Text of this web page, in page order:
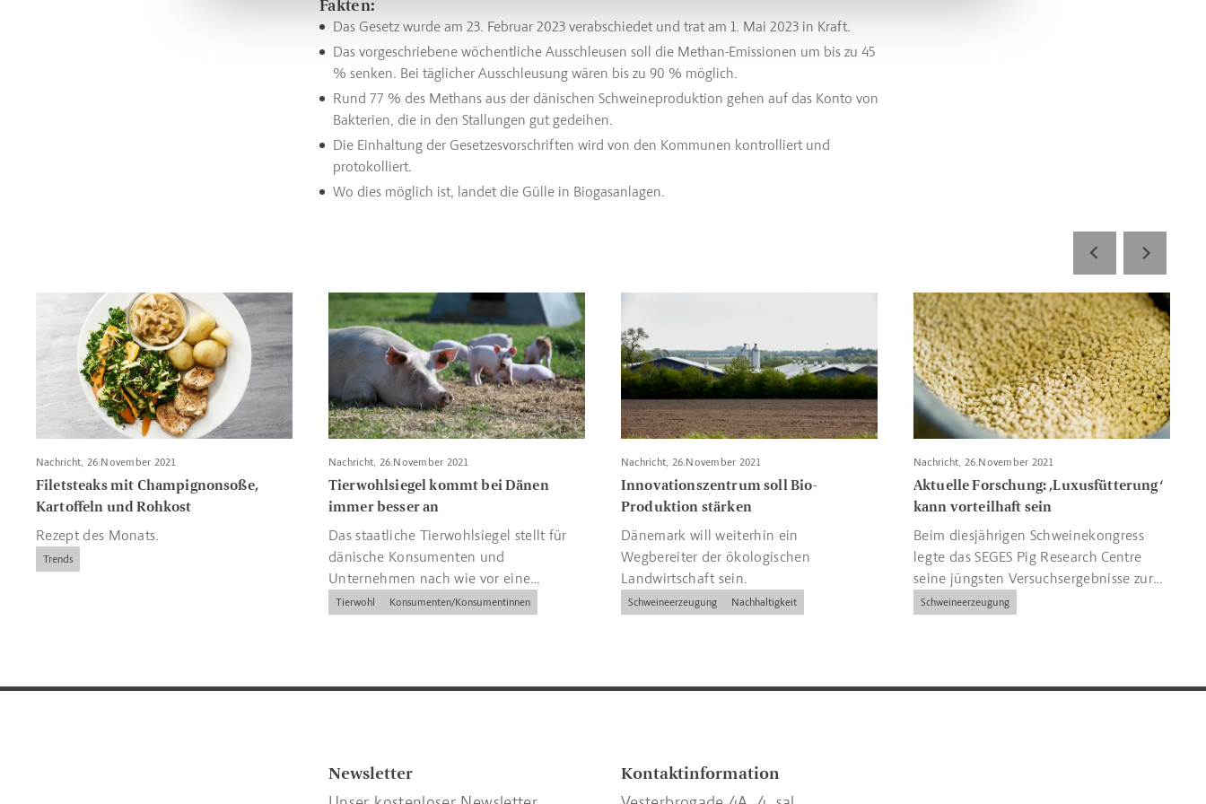
Fakten:
Das Gesetz wurde am 23. Februar 2023 verabschiedet und trat am 1. Mai 2023 in Kraft.
Das vorgeschriebene wöchentliche Ausschleusen soll die Methan-Emissionen um bis zu 45
% senken. Bei täglicher Ausschleusung wären bis zu 90 % möglich.
Rund 77 % des Methans aus der dänischen Schweineproduktion gehen auf das Konto von
Bakterien, die in den Stallungen gut gedeihen.
Die Einhaltung der Gesetzesvorschriften wird von den Kommunen kontrolliert und
protokolliert.
Wo dies möglich ist, landet die Gülle in Biogasanlagen.
Read more about Filetsteaks mit Champignonsoße, Kartoffeln und Rohkost
Nachricht, 26.November 2021
Filetsteaks mit Champignonsoße,
Kartoffeln und Rohkost
Rezept des Monats.
Trends
Read more about Tierwohlsiegel kommt bei Dänen immer besser an
Nachricht, 26.November 2021
Tierwohlsiegel kommt bei Dänen
immer besser an
Das staatliche Tierwohlsiegel stellt für
dänische Konsumenten und
Unternehmen nach wie vor eine
wichtige Richtschnur und
Tierwohl Konsumenten/Konsumentinnen
Read more about Innovationszentrum soll Bio-Produktion stärken
Nachricht, 26.November 2021
Innovationszentrum soll Bio-
Produktion stärken
Dänemark will weiterhin ein
Wegbereiter der ökologischen
Landwirtschaft sein.
Schweineerzeugung Nachhaltigkeit
Read more about Aktuelle Forschung:
Nachricht, 26.November 2021
Aktuelle Forschung: ‚Luxusfütterung‘
kann vorteilhaft sein
Beim diesjährigen Schweinekongress
legte das SEGES Pig Research Centre
seine jüngsten Versuchsergebnisse zur
Ad-libitum-Fütterung alias
Schweineerzeugung
Newsletter Kontaktinformation